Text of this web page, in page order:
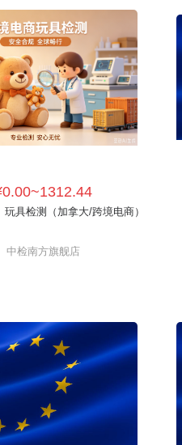
玩具检测（加拿大/跨境电商）
中检南方旗舰店